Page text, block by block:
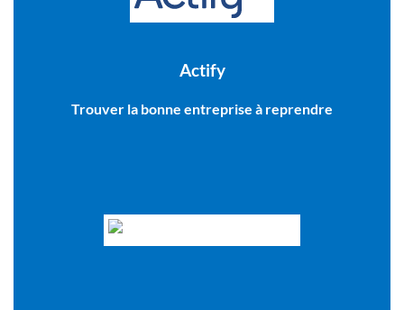
Actify
Trouver la bonne entreprise à reprendre